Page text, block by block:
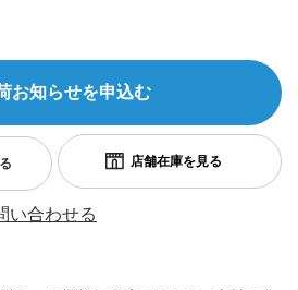
お知らせを申込む
い合わせる